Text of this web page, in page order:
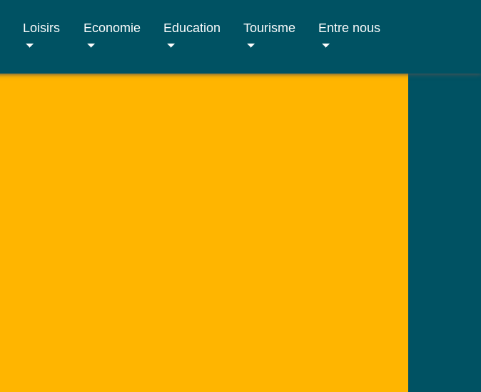
Loisirs Economie Education Tourisme Entre nous